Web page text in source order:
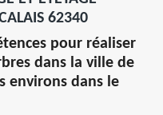
62340
pour réaliser
dans la ville de
environs dans le